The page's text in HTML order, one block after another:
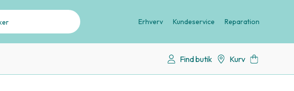
Erhverv Kundeservice Reparation
Find butik Kurv